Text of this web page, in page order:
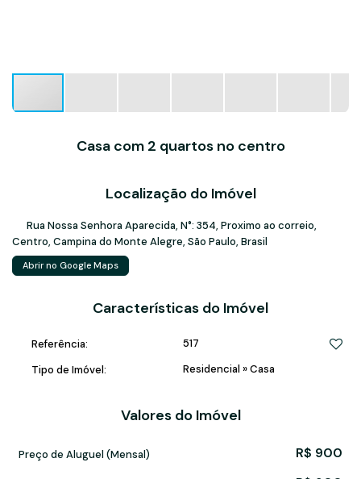
Casa com 2 quartos no centro
Localização do Imóvel
Rua Nossa Senhora Aparecida, N°: 354, Proximo ao correio,
Centro, Campina do Monte Alegre, São Paulo, Brasil
Abrir no Google Maps
Características do Imóvel
Referência:
517
Tipo de Imóvel:
Residencial »Casa
Valores do Imóvel
R$ 900
Preço de Aluguel (Mensal)